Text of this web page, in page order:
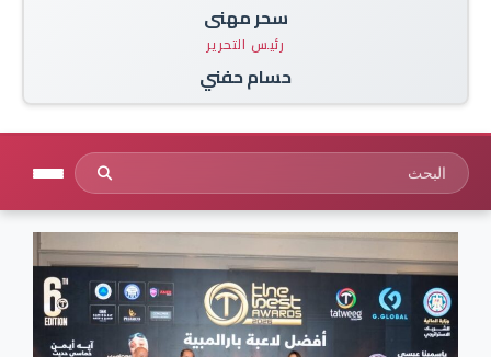
سحر مهنى
رئيس التحرير
حسام حفني